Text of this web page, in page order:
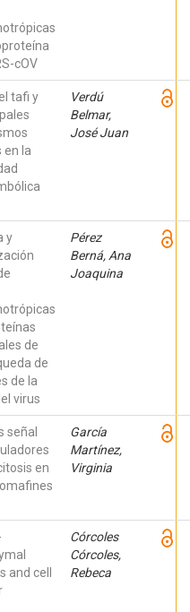
cOV
tafi y
en la
Verdú
Belmar,
José Juan
y
de
de
de la
virus
Pérez
Berná, Ana
Joaquina
señal
en
García
Martínez,
Virginia
and cell
Córcoles
Córcoles,
Rebeca